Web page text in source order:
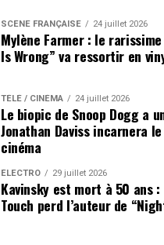
SCÈNE FRANÇAISE 24 juillet 2026
Mylène Farmer : le rarissime
Is Wrong” va ressortir en
TÉLÉ / CINÉMA 24 juillet 2026
Le biopic de Snoop Dogg a
Jonathan Daviss incarnera
cinéma
ÉLECTRO 29 juillet 2026
Kavinsky est mort à 50 ans
Touch perd l’auteur de